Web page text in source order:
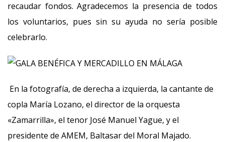
recaudar fondos. Agradecemos la presencia de todos
los voluntarios, pues sin su ayuda no sería posible
celebrarlo.
En la fotografía, de derecha a izquierda, la cantante de
copla María Lozano, el director de la orquesta
«Zamarrilla», el tenor José Manuel Yague, y el
presidente de AMEM, Baltasar del Moral Majado.